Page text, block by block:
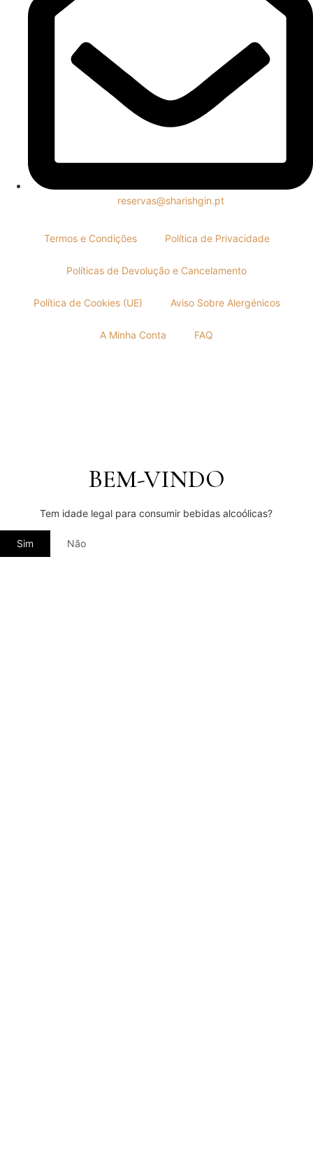
reservas@sharishgin.pt
Termos e Condições Política de Privacidade
Políticas de Devolução e Cancelamento
Política de Cookies (UE) Aviso Sobre Alergénicos
A Minha Conta FAQ
BEM-VINDO
Tem idade legal para consumir bebidas alcoólicas?
Sim Não